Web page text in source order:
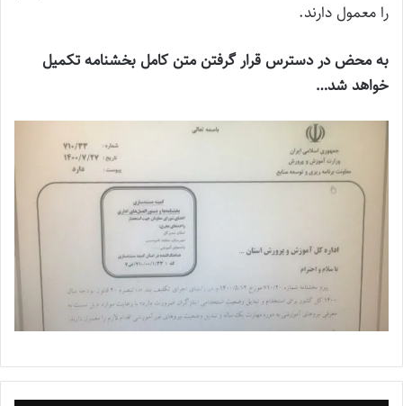
را معمول دارند.
به محض در دسترس قرار گرفتن متن کامل بخشنامه تکمیل
خواهد شد…